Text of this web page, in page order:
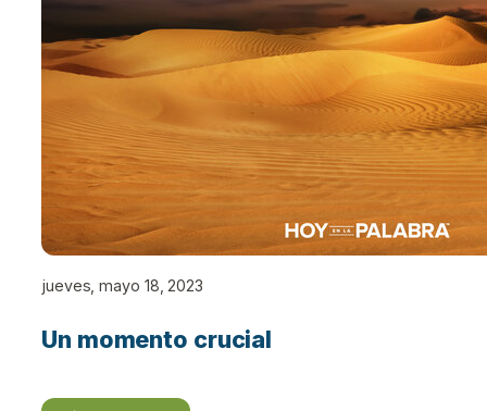
jueves, mayo 18, 2023
Un momento crucial